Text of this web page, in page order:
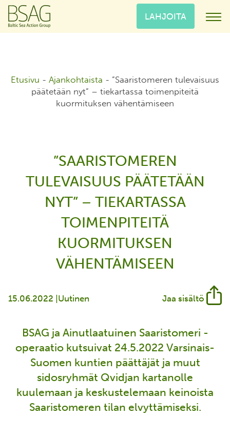
LAHJOITA
Etusivu - Ajankohtaista - ”Saaristomeren tulevaisuus
päätetään nyt” – tiekartassa toimenpiteitä
kuormituksen vähentämiseen
”SAARISTOMEREN
TULEVAISUUS PÄÄTETÄÄN
NYT” – TIEKARTASSA
TOIMENPITEITÄ
KUORMITUKSEN
VÄHENTÄMISEEN
15.06.2022 | Uutinen Jaa sisältö
BSAG ja Ainutlaatuinen Saaristomeri -
operaatio kutsuivat 24.5.2022 Varsinais-
Suomen kuntien päättäjät ja muut
sidosryhmät Qvidjan kartanolle
kuulemaan ja keskustelemaan keinoista
Saaristomeren tilan elvyttämiseksi.